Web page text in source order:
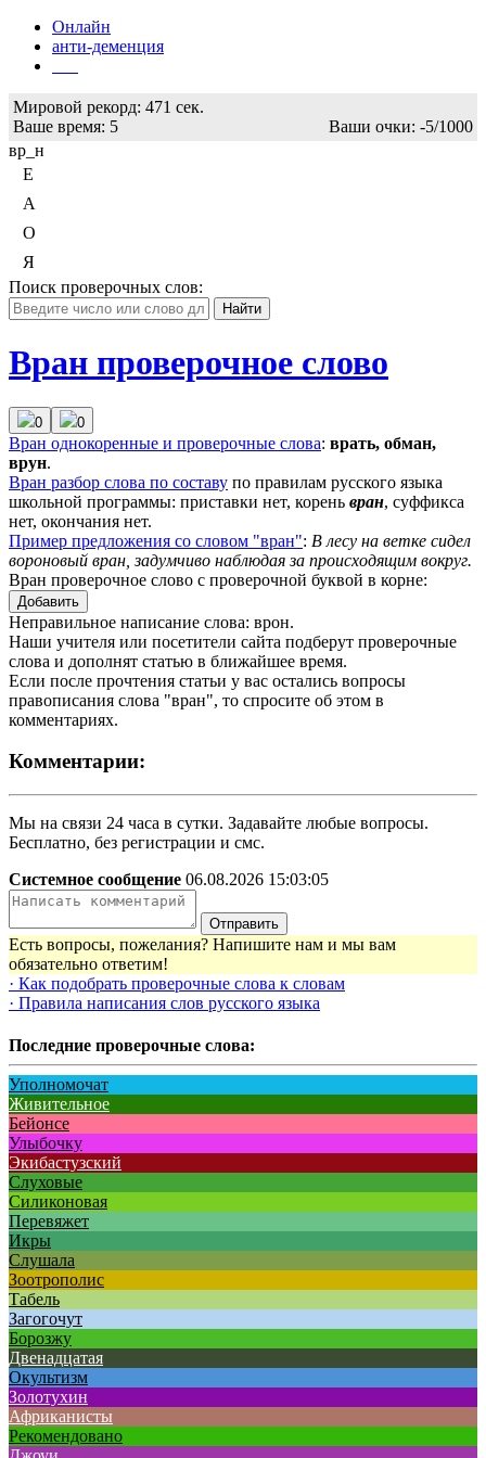
Онлайн
анти-деменция
Мировой рекорд: 471 сек.
Ваше время: 5 Ваши очки: -5/1000
вр_н
Е
А
О
Я
Поиск проверочных слов:
Вран проверочное слово
0 0
Вран однокоренные и проверочные слова: врать, обман,
врун.
Вран разбор слова по составу по правилам русского языка
школьной программы: приставки нет, корень вран, суффикса
нет, окончания нет.
Пример предложения со словом "вран": В лесу на ветке сидел
вороновый вран, задумчиво наблюдая за происходящим вокруг.
Вран проверочное слово с проверочной буквой в корне:
Добавить
Неправильное написание слова: врон.
Наши учителя или посетители сайта подберут проверочные
слова и дополнят статью в ближайшее время.
Если после прочтения статьи у вас остались вопросы
правописания слова "вран", то спросите об этом в
комментариях.
Комментарии:
Мы на связи 24 часа в сутки. Задавайте любые вопросы.
Бесплатно, без регистрации и смс.
Системное сообщение 06.08.2026 15:03:05
Отправить
Есть вопросы, пожелания? Напишите нам и мы вам
обязательно ответим!
· Как подобрать проверочные слова к словам
· Правила написания слов русского языка
Последние проверочные слова:
Уполномочат
Живительное
Бейонсе
Улыбочку
Экибастузский
Слуховые
Силиконовая
Перевяжет
Икры
Слушала
Зоотрополис
Табель
Загогочут
Борозжу
Двенадцатая
Окультизм
Золотухин
Африканисты
Рекомендовано